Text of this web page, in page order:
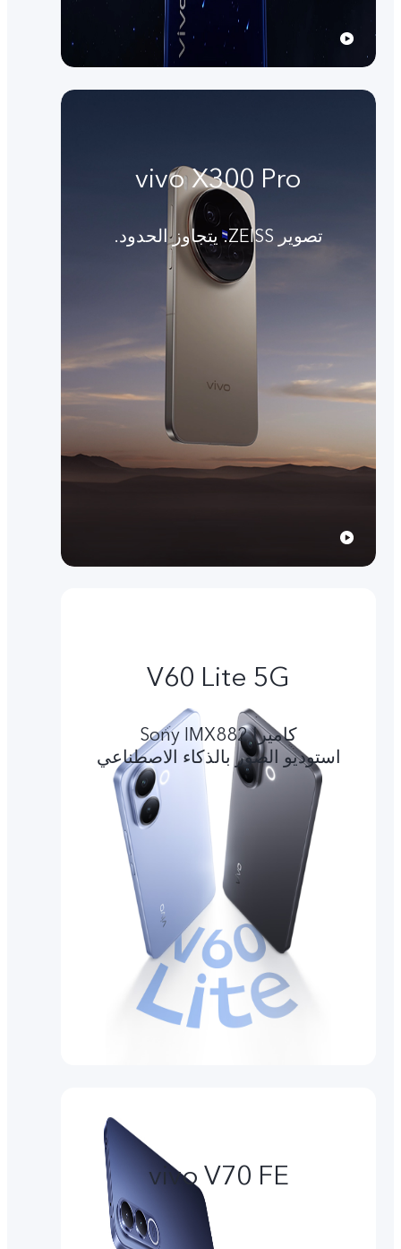
vivo X300 Pro
تصوير ZEISS. يتجاوز الحدود.
V60 Lite 5G
کامیرا Sony IMX882
استوديو الصور بالذكاء الاصطناعي
vivo V70 FE